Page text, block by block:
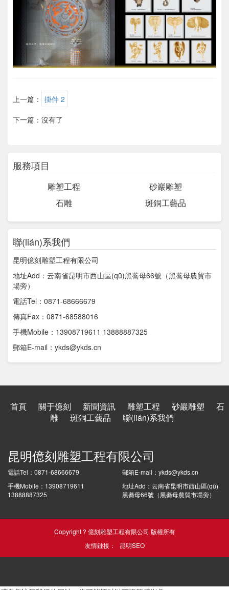
上一篇： 掛件 2
下一篇：沒有了
服務項目
雕塑工程
砂巖雕塑
石雕
斑銅工藝品
聯(lián)系我們
昆明億刻雕塑工程有限公司
地址Add：云南省昆明市西山區(qū)黑蕎母66號（黑蕎母農貿市
場旁）
電話Tel：0871-68666679
傳真Fax：0871-68588016
手機Mobile：13908719611 13888887325
郵箱E-mail：ykds@ykds.cn
首頁 關于億刻 新聞資訊 雕塑工程 砂巖雕塑
石
雕
斑銅工藝品 聯(lián)系我們
昆明億刻雕塑工程有限公司
電話Tel：0871-68666679
手機Mobile：13908719611
13888887325
郵箱E-mail：ykds@ykds.cn
地址Add：云南省昆明市西山區(qū)
黑蕎母66號（黑蕎母農貿市場旁）
Copyright ? 億刻雕塑工程有限公司 版權所有
友情鏈接：
昆明SEO